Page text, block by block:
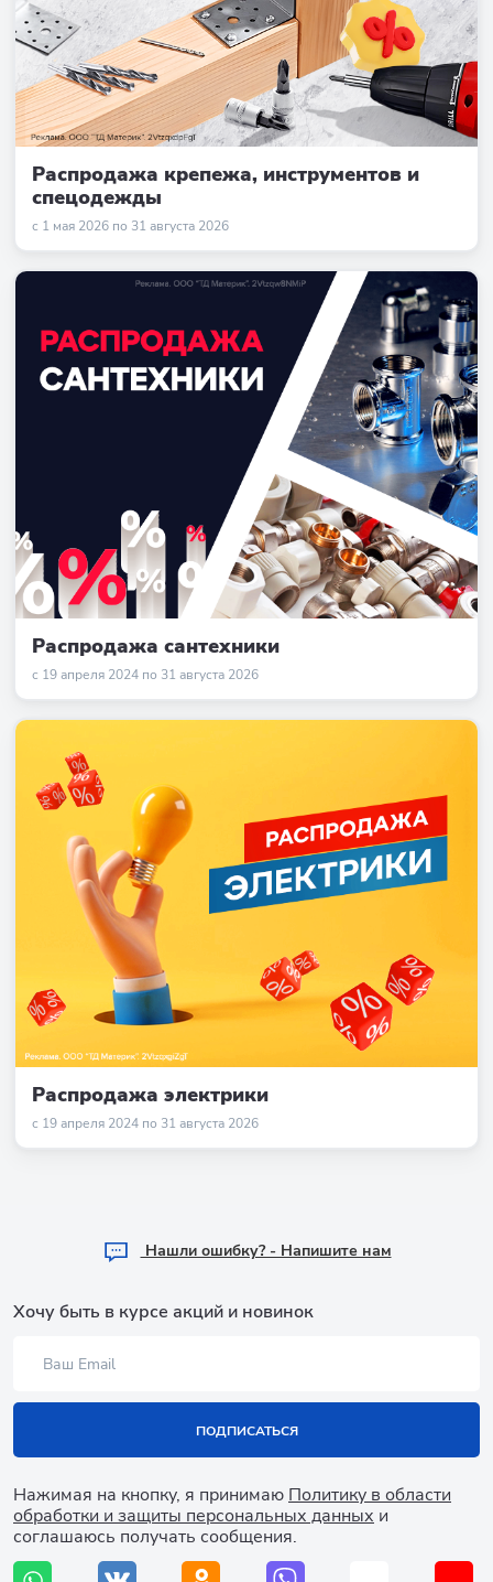
Распродажа крепежа, инструментов и
спецодежды
с 1 мая 2026 по 31 августа 2026
Распродажа сантехники
с 19 апреля 2024 по 31 августа 2026
Распродажа электрики
с 19 апреля 2024 по 31 августа 2026
Hашли ошибку? - Напишите нам
Хочу быть в курсе акций и новинок
ПОДПИСАТЬСЯ
Нажимая на кнопку, я принимаю Политику в области
обработки и защиты персональных данных и
соглашаюсь получать сообщения.